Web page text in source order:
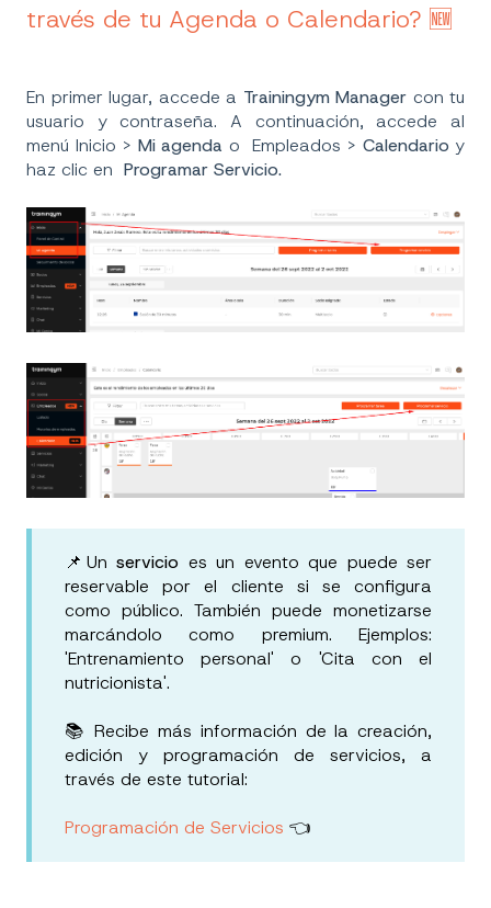
través de tu Agenda o Calendario? 🆕
En primer lugar, accede a Trainingym Manager con tu
usuario y contraseña. A continuación, accede al
menú Inicio > Mi agenda o Empleados > Calendario y
haz clic en Programar Servicio.
📌Un servicio es un evento que puede ser
reservable por el cliente si se configura
como público. También puede monetizarse
marcándolo como premium. Ejemplos:
'Entrenamiento personal' o 'Cita con el
nutricionista'.
📚 Recibe más información de la creación,
edición y programación de servicios, a
través de este tutorial:
Programación de Servicios 👈